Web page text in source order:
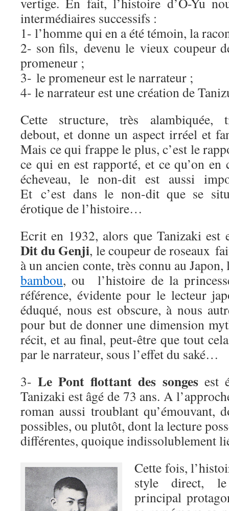
intermédiaires successifs :
1- l’homme qui en a été témoin, la
2- son fils, devenu le vieux coupeur
promeneur ;
3- le promeneur est le narrateur ;
4- le narrateur est une création de
Cette structure, très alambiquée,
debout, et donne un aspect irréel et
Mais ce qui frappe le plus, c’est le
ce qui en est rapporté, et ce qu’on
écheveau, le non-dit est aussi
Et c’est dans le non-dit que se
érotique de l’histoire…
Ecrit en 1932, alors que Tanizaki est
Dit du Genji, le coupeur de roseaux
à un ancien conte, très connu au
bambou, ou l’histoire de la
référence, évidente pour le lecteur
éduqué, nous est obscure, à nous
pour but de donner une dimension
récit, et au final, peut-être que tout
par le narrateur, sous l’effet du saké…
3-Le Pont flottant des songesest
Tanizaki est âgé de 73 ans. A
roman aussi troublant qu’émouvant,
possibles, ou plutôt, dont la lecture
différentes, quoique indissolublement
Cette fois,
style direct,
principal